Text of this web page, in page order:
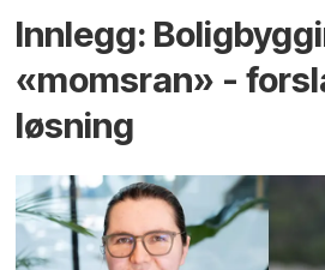
Innlegg:
«momsran» -
løsning